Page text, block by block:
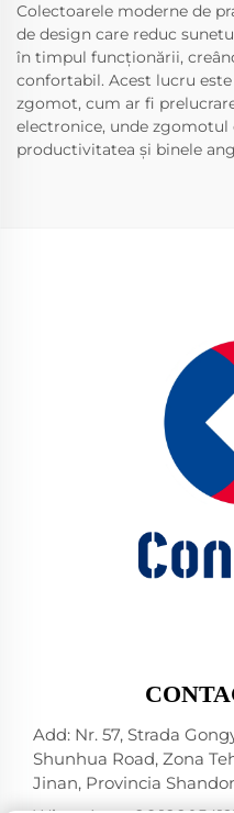
Colectoarele moderne de
de design care reduc
în timpul funcționării,
confortabil. Acest lucru
zgomot, cum ar fi
electronice, unde zgomotul
productivitatea și binele
Add: Nr. 57, Strada
Shunhua Road, Zona
Jinan, Provincia